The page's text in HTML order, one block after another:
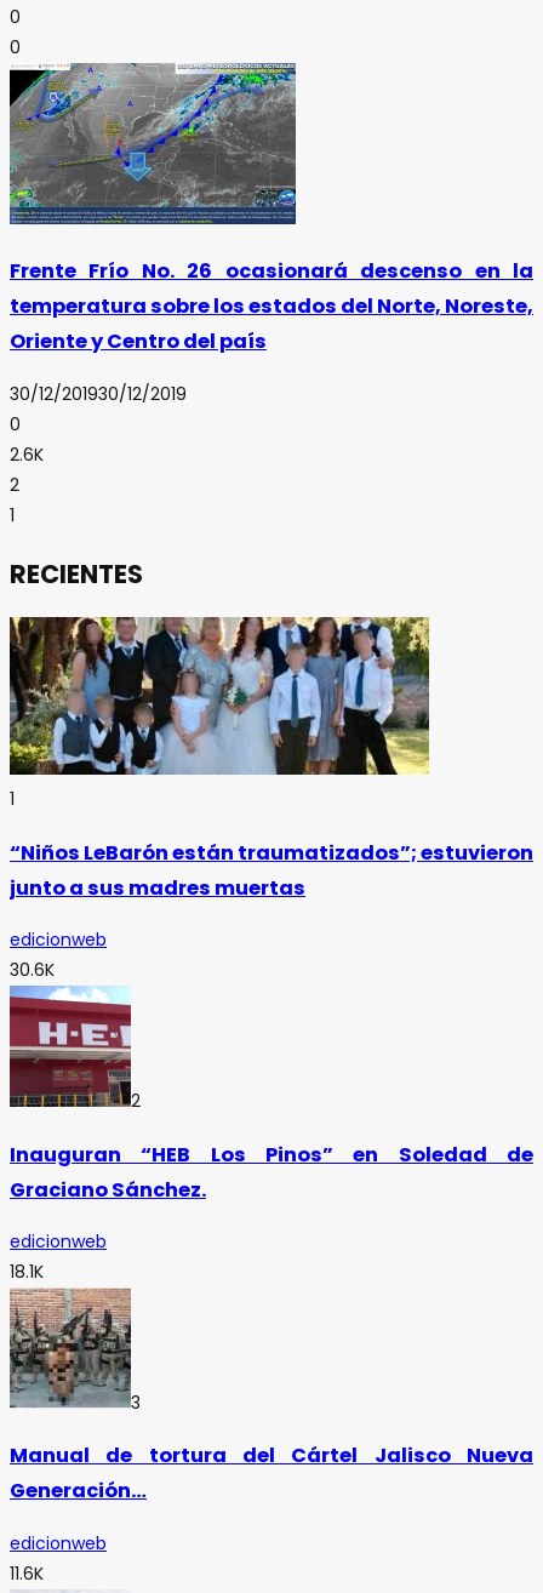
0
0
Frente Frío No. 26 ocasionará descenso en la
temperatura sobre los estados del Norte, Noreste,
Oriente y Centro del país
30/12/201930/12/2019
0
2.6K
2
1
RECIENTES
1
“Niños LeBarón están traumatizados”; estuvieron
junto a sus madres muertas
edicionweb
30.6K
2
Inauguran “HEB Los Pinos” en Soledad de
Graciano Sánchez.
edicionweb
18.1K
3
Manual de tortura del Cártel Jalisco Nueva
Generación…
edicionweb
11.6K